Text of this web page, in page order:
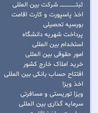
ثبتــــــــــــــــ شرکت بین المللی
اخذ پاسپورت و کارت اقامت
بورسیه تحصیلی
پرداخت شهریه دانشگاه
استخدام بین المللی
امور حقوقی بین المللی
خرید املاک خارج کشور
افتتاح حساب بانکی بین المللی
اخذ ویزا
ویزا توریستی و مسافرتی
سرمایه گذاری بین المللی